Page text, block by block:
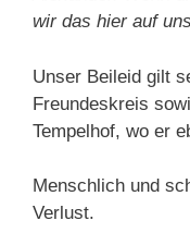
wir das hier auf
Unser Beileid gilt
Freundeskreis
Tempelhof, wo er
Menschlich und
Verlust.